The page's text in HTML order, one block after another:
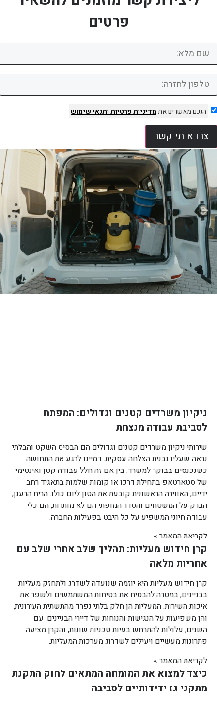
פרטים
הנכם מאשרים אתמדיניות פרטיותותנאי שימוש
צרו איתי קשר
ניקיון משרדים קטנים וגדולים: המפתח
לסביבת עבודה מנצחת
שירותי ניקיון משרדים קטנים וגדולים הם הבסיס השקט והבלתי
נראה שעליו נבנית הצלחה עסקית. דמיינו לרגע את התחושה
כשנכנסים בבוקר למשרד. בין אם זה חלל עבודה קטן ואינטימי
של סטארטאפ בתחילת דרכו או קומות שלמות בתאגיד רחב
ידיים, האווירה הראשונית קובעת את הטון ליום כולו. הריח הרענן,
הברק על המשטחים והסדר המופתי הם לא מותרות, הם כלי
עבודה חיוני המשפיע על כל היבט בפעילות החברה.
לקריאת המאמר »
קרן חידוש מעליות: תהליך שלב אחרי שלב עם
אחריות מלאה
קרן חידוש מעליות היא יוזמה שנועדה לשדרג ולתחזק מעליות
בבניינים, במטרה להבטיח את בטיחות המשתמשים ולשפר את
איכות השירות. המעליות הן חלק בלתי נפרד מהתשתית העירונית,
והן משפיעות על הנגישות והנוחות של דיירי הבניינים. עם
השנים, עלולות להתרחש בעיות טכניות שונות, והקרן מציעה
פתרונות מעשיים ויעילים לשדרוג מערכות המעליות.
לקריאת המאמר »
כיצד למצוא את המומחה המתאים לחוק התקנת
מתקני גז ידידותיים לסביבה